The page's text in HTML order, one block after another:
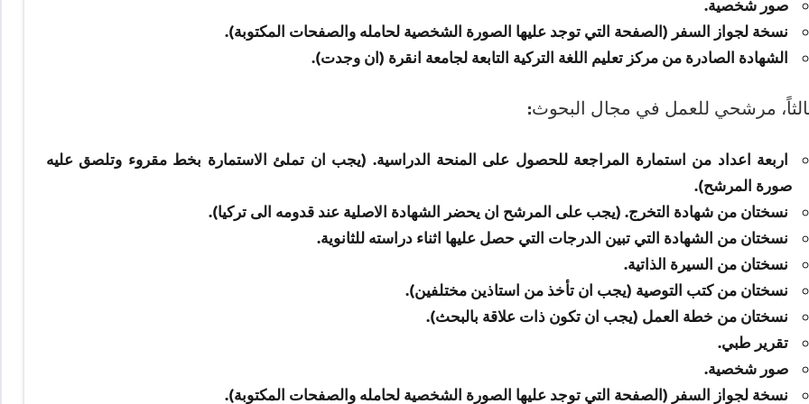
صور شخصية.
نسخة لجواز السفر (الصفحة التي توجد عليها الصورة الشخصية لحامله والصفحات المكتوبة).
الشهادة الصادرة من مركز تعليم اللغة التركية التابعة لجامعة انقرة (ان وجدت).
مرشحي للعمل في مجال البحوث:
اربعة اعداد من استمارة المراجعة للحصول على المنحة الدراسية. (يجب ان تملئ الاستمارة بخط مقروء وتلصق عليه
صورة المرشح).
نسختان من شهادة التخرج. (يجب على المرشح ان يحضر الشهادة الاصلية عند قدومه الى تركيا).
نسختان من الشهادة التي تبين الدرجات التي حصل عليها اثناء دراسته للثانوية.
نسختان من السيرة الذاتية.
نسختان من كتب التوصية (يجب ان تأخذ من استاذين مختلفين).
نسختان من خطة العمل (يجب ان تكون ذات علاقة بالبحث).
تقرير طبي.
صور شخصية.
نسخة لجواز السفر (الصفحة التي توجد عليها الصورة الشخصية لحامله والصفحات المكتوبة).